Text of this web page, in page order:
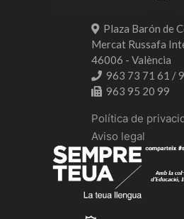
Plaza Barón de
Mercat Russafa
46006 - València
963 73 71 61 /
963 95 20 99
Política de
Aviso legal